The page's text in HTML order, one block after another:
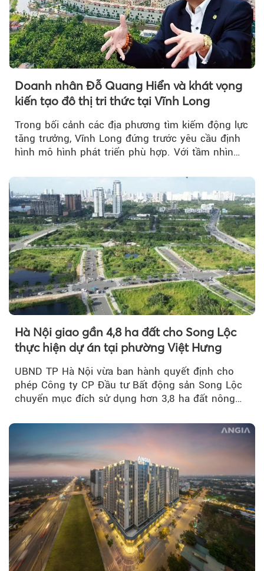
Doanh nhân Đỗ Quang Hiển và khát vọng
kiến tạo đô thị tri thức tại Vĩnh Long
Trong bối cảnh các địa phương tìm kiếm động lực
tăng trưởng, Vĩnh Long đứng trước yêu cầu định
hình mô hình phát triển phù hợp. Với tầm nhìn
Hà Nội giao gần 4,8 ha đất cho Song Lộc
thực hiện dự án tại phường Việt Hưng
UBND TP Hà Nội vừa ban hành quyết định cho
phép Công ty CP Đầu tư Bất động sản Song Lộc
chuyển mục đích sử dụng hơn 3,8 ha đất nông